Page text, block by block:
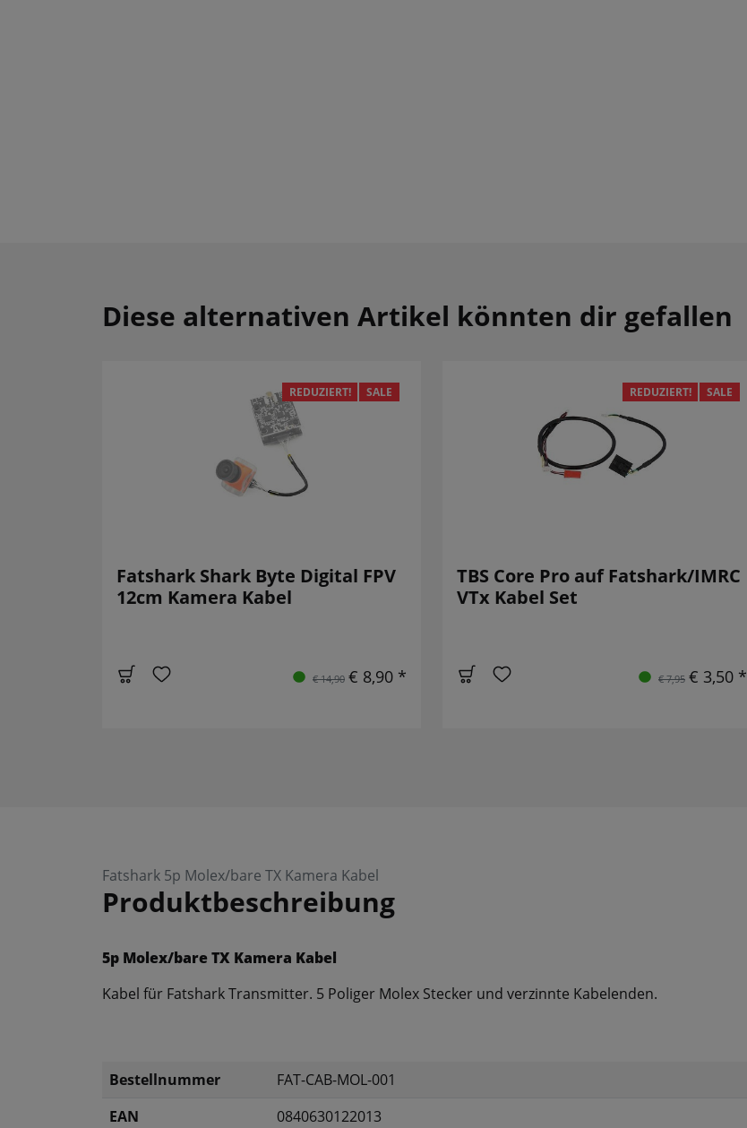
Diese alternativen Artikel könnten dir gefallen
REDUZIERT! SALE
Fatshark Shark Byte Digital FPV
12cm Kamera Kabel
€ 14,90 € 8,90 *
REDUZIERT! SALE
TBS Core Pro auf Fatshark/IMRC
VTx Kabel Set
€ 7,95 € 3,50 *
Fatshark 5p Molex/bare TX Kamera Kabel
Produktbeschreibung
5p Molex/bare TX Kamera Kabel
Kabel für Fatshark Transmitter. 5 Poliger Molex Stecker und verzinnte Kabelenden.
Bestellnummer
FAT-CAB-MOL-001
EAN
0840630122013